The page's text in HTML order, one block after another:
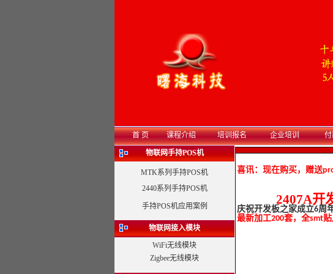
首 页
课程介绍 培训报名 企业培训
物联网手持POS机
MTK系列手持POS机
2440系列手持POS机
手持POS机应用案例
物联网接入模块
WiFi无线模块
Zigbee无线模块
喜讯：现在购买，赠送
2407A开
庆祝开发板之家成立6周
最新加工200套，全smt贴